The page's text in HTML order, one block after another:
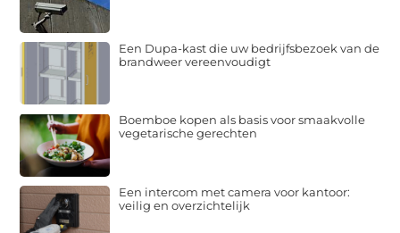
Een Dupa-kast die uw bedrijfsbezoek van de
brandweer vereenvoudigt
Boemboe kopen als basis voor smaakvolle
vegetarische gerechten
Een intercom met camera voor kantoor:
veilig en overzichtelijk